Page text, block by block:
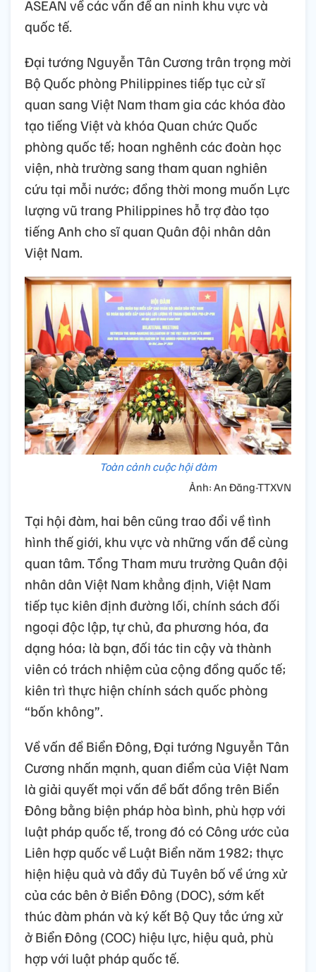
ASEAN về các vấn đề an ninh khu vực và
quốc tế.
Đại tướng Nguyễn Tân Cương trân trọng mời
Bộ Quốc phòng Philippines tiếp tục cử sĩ
quan sang Việt Nam tham gia các khóa đào
tạo tiếng Việt và khóa Quan chức Quốc
phòng quốc tế; hoan nghênh các đoàn học
viện, nhà trường sang tham quan nghiên
cứu tại mỗi nước; đồng thời mong muốn Lực
lượng vũ trang Philippines hỗ trợ đào tạo
tiếng Anh cho sĩ quan Quân đội nhân dân
Việt Nam.
Toàn cảnh cuộc hội đàm
Ảnh: An Đăng-TTXVN
Tại hội đàm, hai bên cũng trao đổi về tình
hình thế giới, khu vực và những vấn đề cùng
quan tâm. Tổng Tham mưu trưởng Quân đội
nhân dân Việt Nam khẳng định, Việt Nam
tiếp tục kiên định đường lối, chính sách đối
ngoại độc lập, tự chủ, đa phương hóa, đa
dạng hóa; là bạn, đối tác tin cậy và thành
viên có trách nhiệm của cộng đồng quốc tế;
kiên trì thực hiện chính sách quốc phòng
“bốn không”.
Về vấn đề Biển Đông, Đại tướng Nguyễn Tân
Cương nhấn mạnh, quan điểm của Việt Nam
là giải quyết mọi vấn đề bất đồng trên Biển
Đông bằng biện pháp hòa bình, phù hợp với
luật pháp quốc tế, trong đó có Công ước của
Liên hợp quốc về Luật Biển năm 1982; thực
hiện hiệu quả và đầy đủ Tuyên bố về ứng xử
của các bên ở Biển Đông (DOC), sớm kết
thúc đàm phán và ký kết Bộ Quy tắc ứng xử
ở Biển Đông (COC) hiệu lực, hiệu quả, phù
hợp với luật pháp quốc tế.